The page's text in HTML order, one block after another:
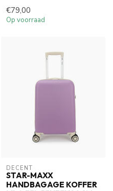
€79,00
Op voorraad
DECENT
STAR-MAXX
HANDBAGAGE KOFFER